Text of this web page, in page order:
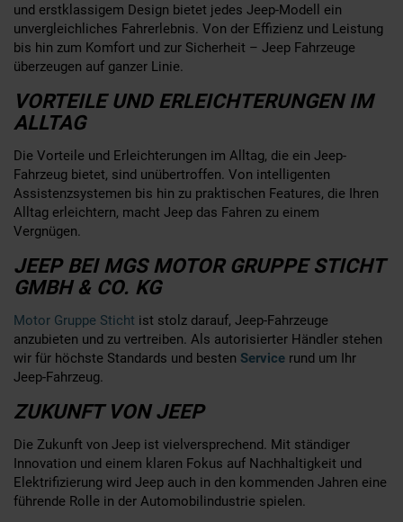
und erstklassigem Design bietet jedes Jeep-Modell ein
unvergleichliches Fahrerlebnis. Von der Effizienz und Leistung
bis hin zum Komfort und zur Sicherheit – Jeep Fahrzeuge
überzeugen auf ganzer Linie.
VORTEILE UND ERLEICHTERUNGEN IM
ALLTAG
Die Vorteile und Erleichterungen im Alltag, die ein Jeep-
Fahrzeug bietet, sind unübertroffen. Von intelligenten
Assistenzsystemen bis hin zu praktischen Features, die Ihren
Alltag erleichtern, macht Jeep das Fahren zu einem
Vergnügen.
JEEP BEI MGS MOTOR GRUPPE STICHT
GMBH & CO. KG
Motor Gruppe Sticht ist stolz darauf, Jeep-Fahrzeuge
anzubieten und zu vertreiben. Als autorisierter Händler stehen
wir für höchste Standards und besten Service rund um Ihr
Jeep-Fahrzeug.
ZUKUNFT VON JEEP
Die Zukunft von Jeep ist vielversprechend. Mit ständiger
Innovation und einem klaren Fokus auf Nachhaltigkeit und
Elektrifizierung wird Jeep auch in den kommenden Jahren eine
führende Rolle in der Automobilindustrie spielen.